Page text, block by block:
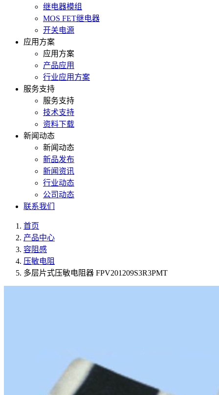
继电器模组
MOS FET继电器
开关电源
应用方案
应用方案
产品应用
行业应用方案
服务支持
服务支持
技术支持
资料下载
新闻动态
新闻动态
新品发布
新闻资讯
行业动态
公司动态
联系我们
首页
产品中心
容阻感
压敏电阻
多层片式压敏电阻器 FPV201209S3R3PMT